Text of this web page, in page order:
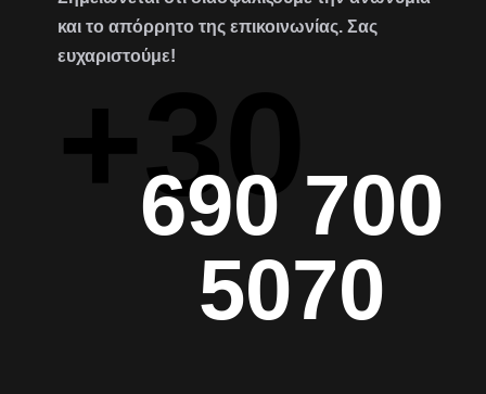
και το απόρρητο της επικοινωνίας. Σας
ευχαριστούμε!
+30
690 700
5070